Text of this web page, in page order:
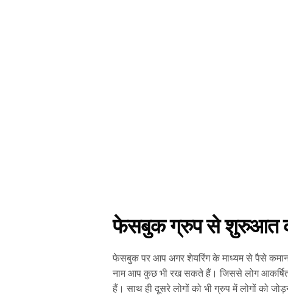
फेसबुक ग्रुप से शुरुआत
फेसबुक पर आप अगर शेयरिंग के माध्यम से पैसे
नाम आप कुछ भी रख सकते हैं। जिससे लोग
हैं। साथ ही दूसरे लोगों को भी ग्रुप में लोगों को